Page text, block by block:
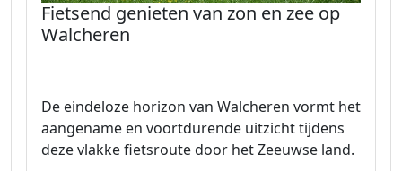
Fietsend genieten van zon en zee op
Walcheren
De eindeloze horizon van Walcheren vormt het
aangename en voortdurende uitzicht tijdens
deze vlakke fietsroute door het Zeeuwse land.